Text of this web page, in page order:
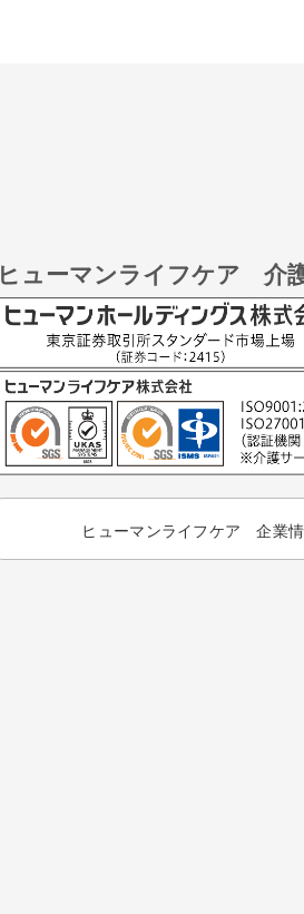
ヒューマンライフケア 介
ヒューマンライフケア 企業